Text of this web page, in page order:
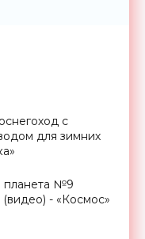
с
для зимних
планета №9
- «Космос»